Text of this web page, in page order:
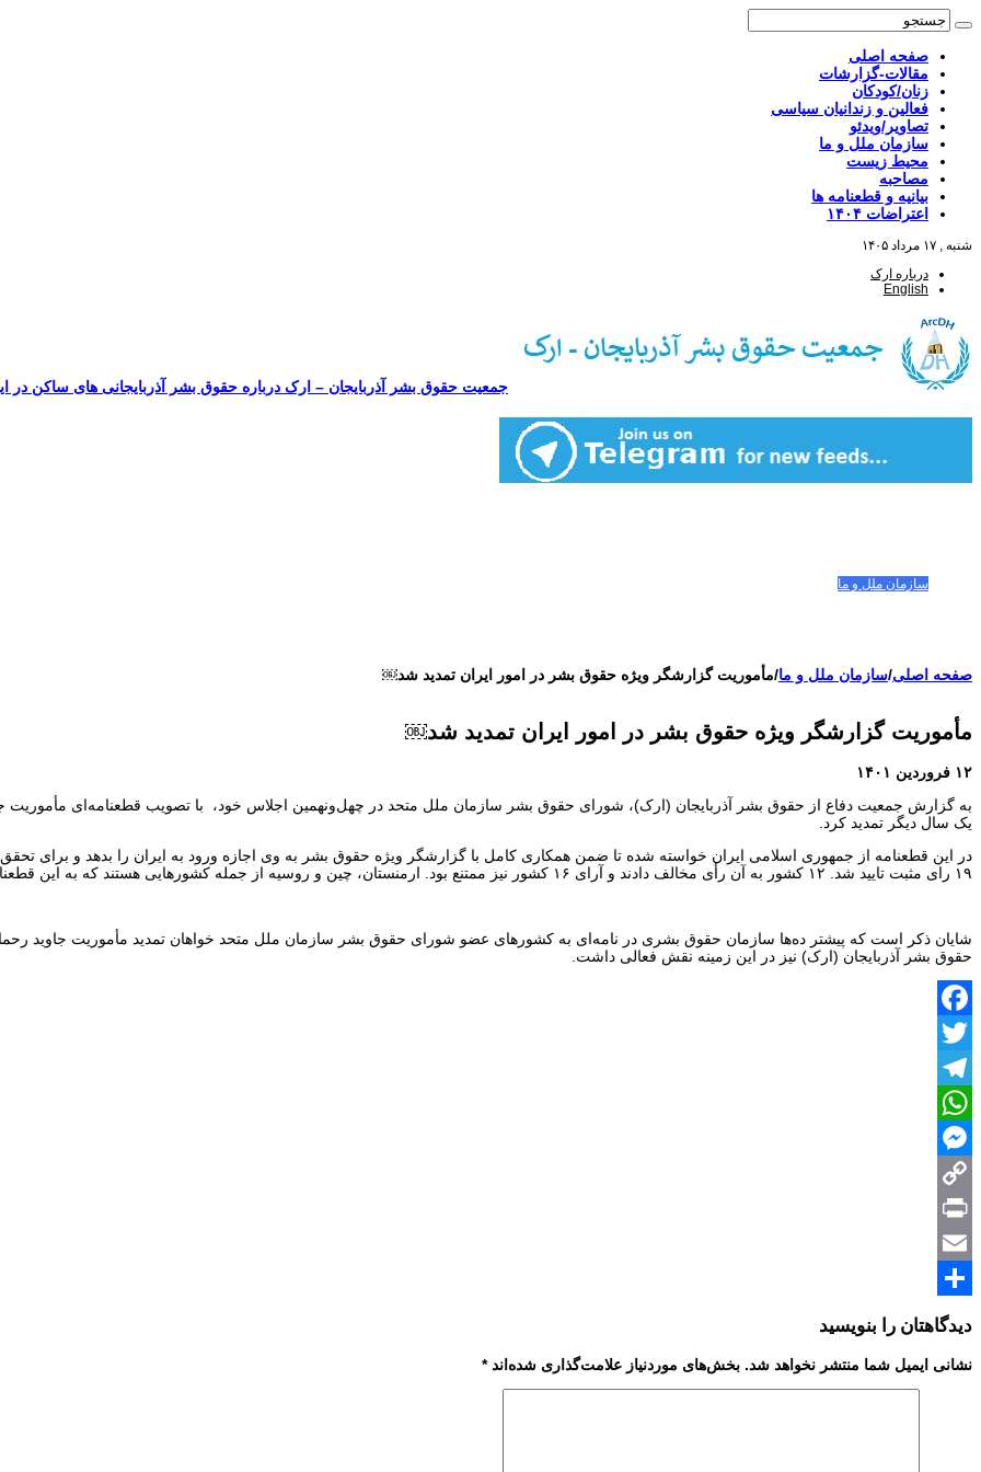
صفحه اصلی
مقالات-گزارشات
زنان/کودکان
فعالین و زندانیان سیاسی
تصاویر/ویدئو
سازمان ملل و ما
محیط زیست
مصاحبه
بیانیه و قطعنامه ها
اعتراضات ۱۴۰۴
شنبه , ۱۷ مرداد ۱۴۰۵
درباره ارک
English
جمعیت حقوق بشر آذربایجان – ارک درباره حقوق بشر آذربایجانی های ساکن در
سازمان ملل و ما
صفحه اصلی/سازمان ملل و ما/مأموریت گزارشگر ویژه حقوق بشر در امور ایران تمدید شد￼
مأموریت گزارشگر ویژه حقوق بشر در امور ایران تمدید شد￼
۱۲ فروردین ۱۴۰۱
به گزارش جمعیت دفاع از حقوق بشر آذربایجان (ارک)، شورای حقوق بشر سازمان ملل متحد در چهل‌ونهمین اجلاس خود، با تصویب قطعنامه‌ای مأموریت
یک سال دیگر تمدید کرد.
در این قطعنامه از جمهوری اسلامی ایران خواسته شده تا ضمن همکاری کامل با گزارشگر ویژه حقوق بشر به وی اجازه ورود به ایران را بدهد و برای تحقق
۱۹ رای مثبت تایید شد. ۱۲ کشور به آن رأی مخالف دادند و آرای ۱۶ کشور نیز ممتنع بود. ارمنستان، چین و روسیه از جمله کشورهایی هستند که به این قطعنامه رأی مخالف دادند.
شایان ذکر است که پیشتر ده‌ها سازمان حقوق بشری در نامه‌ای به کشورهای عضو شورای حقوق بشر سازمان ملل متحد خواهان تمدید مأموریت جاوید
حقوق بشر آذربایجان (ارک) نیز در این زمینه نقش فعالی داشت.
Facebook
Twitter
Telegram
WhatsApp
Messenger
Copy
Link
Print
Email
Share
دیدگاهتان را بنویسید
نشانی ایمیل شما منتشر نخواهد شد. بخش‌های موردنیاز علامت‌گذاری شده‌اند*